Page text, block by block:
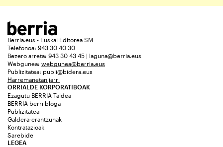
Berria.eus - Euskal Editorea SM
Telefonoa: 943 30 40 30
Bezero arreta: 943 30 43 45 | laguna@berria.eus
Webgunea: webgunea@berria.eus
Publizitatea: publi@bidera.eus
Harremanetan jarri
ORRIALDE KORPORATIBOAK
Ezagutu BERRIA Taldea
BERRIA berri bloga
Publizitatea
Galdera-erantzunak
Kontratazioak
Sarebide
LEGEA